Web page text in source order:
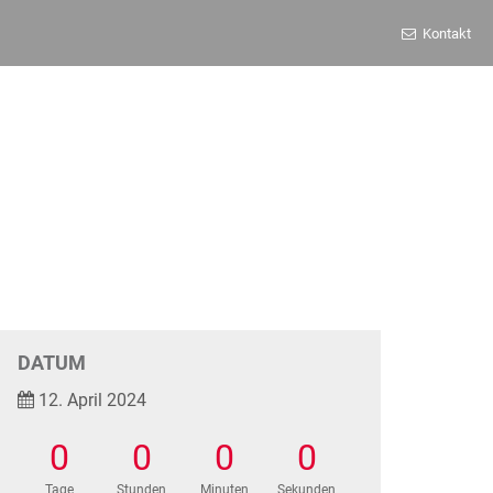
Kontakt
DATUM
12. April 2024
0
Tage
0
Stunden
0
Minuten
0
Sekunden